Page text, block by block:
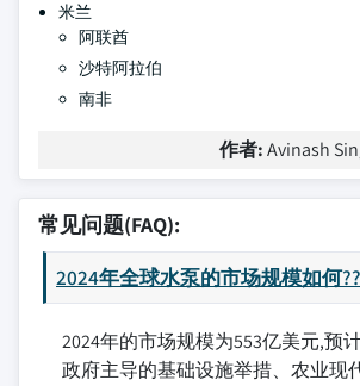
米兰
阿联酋
沙特阿拉伯
南非
作者:Avinash
常见问题(FAQ):
2024年全球水泵的市场规模如何??
2024年的市场规模为553亿美元,预
政府主导的基础设施举措、农业现